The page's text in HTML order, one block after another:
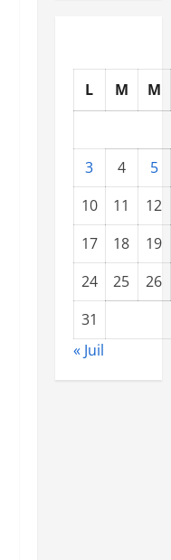
L M M
3 4
5
10
11
12
17
18
19
24
25
26
31
« Juil